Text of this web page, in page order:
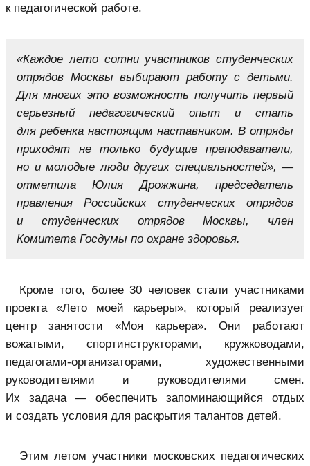
к педагогической работе.
«Каждое лето сотни участников студенческих
отрядов Москвы выбирают работу с детьми.
Для многих это возможность получить первый
серьезный педагогический опыт и стать
для ребенка настоящим наставником. В отряды
приходят не только будущие преподаватели,
но и молодые люди других специальностей», —
отметила Юлия Дрожжина, председатель
правления Российских студенческих отрядов
и студенческих отрядов Москвы, член
Комитета Госдумы по охране здоровья.
Кроме того, более 30 человек стали участниками
проекта «Лето моей карьеры», который реализует
центр занятости «Моя карьера». Они работают
вожатыми, спортинструкторами, кружководами,
педагогами-организаторами, художественными
руководителями и руководителями смен.
Их задача — обеспечить запоминающийся отдых
и создать условия для раскрытия талантов детей.
Этим летом участники московских педагогических